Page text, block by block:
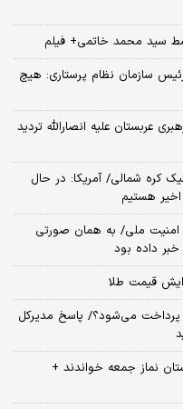
سید محمد خاتمی+ فیلم
سازمان نظام پرستاری: هیچ
عربستان علیه انصارالله تردید
کره شمالی/ آمریکا: در حال
هستیم
امنیت ملی/ به همان صورتی
خبر داده بود
پرداخت می‌شود؟/ پاسخ مدیرکل
نماز جمعه خواندند +